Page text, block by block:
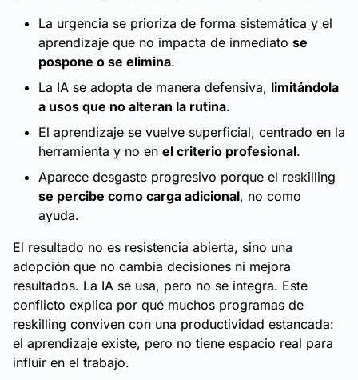
La urgencia se prioriza de forma sistemática y el
aprendizaje que no impacta de inmediato se
pospone o se elimina.
La IA se adopta de manera defensiva, limitándola
a usos que no alteran la rutina.
El aprendizaje se vuelve superficial, centrado en la
herramienta y no en el criterio profesional.
Aparece desgaste progresivo porque el reskilling
se percibe como carga adicional, no como
ayuda.
El resultado no es resistencia abierta, sino una
adopción que no cambia decisiones ni mejora
resultados. La IA se usa, pero no se integra. Este
conflicto explica por qué muchos programas de
reskilling conviven con una productividad estancada:
el aprendizaje existe, pero no tiene espacio real para
influir en el trabajo.